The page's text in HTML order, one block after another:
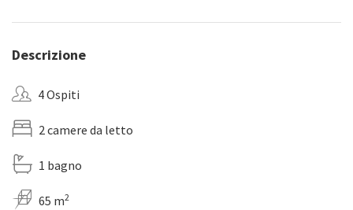
Descrizione
4 Ospiti
2 camere da letto
1 bagno
65 m2